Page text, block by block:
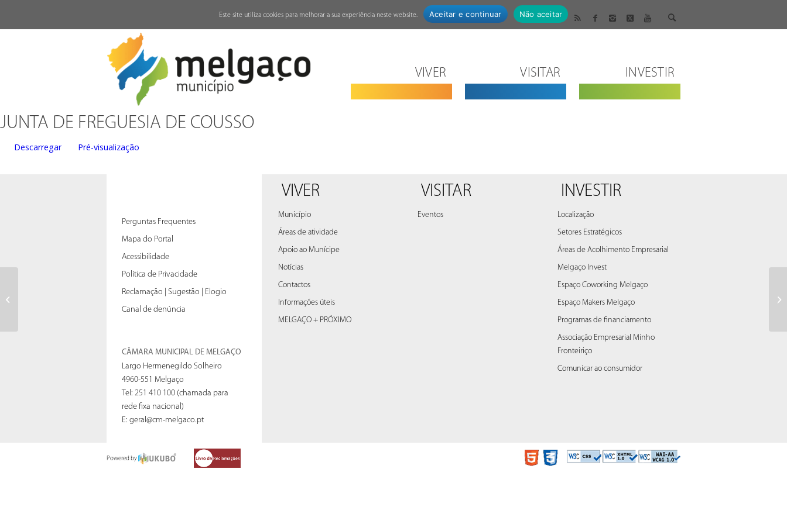
VIVER VISITAR INVESTIR
JUNTA DE FREGUESIA DE COUSSO
Descarregar Pré-visualização
Perguntas Frequentes
Mapa do Portal
Acessibilidade
Política de Privacidade
Reclamação | Sugestão | Elogio
Canal de denúncia
CÂMARA MUNICIPAL DE MELGAÇO
Largo Hermenegildo Solheiro
4960-551 Melgaço
Tel: 251 410 100 (chamada para
rede fixa nacional)
E:geral@cm-melgaco.pt
VIVER
Município
Áreas de atividade
Apoio ao Munícipe
Notícias
Contactos
Informações úteis
MELGAÇO + PRÓXIMO
VISITAR
Eventos
INVESTIR
Localização
Setores Estratégicos
Áreas de Acolhimento Empresarial
Melgaço Invest
Espaço Coworking Melgaço
Espaço Makers Melgaço
Programas de financiamento
Associação Empresarial Minho
Fronteiriço
Comunicar ao consumidor
Powered by
Este site utiliza cookies para melhorar a sua experiência neste website. Aceitar e continuar Não aceitar